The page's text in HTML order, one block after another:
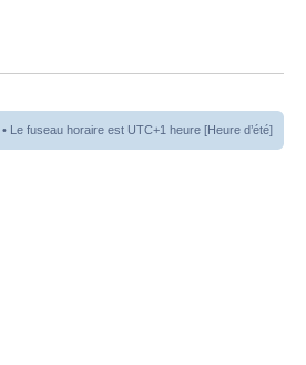
• Le fuseau horaire est UTC+1 heure [Heure d’été]